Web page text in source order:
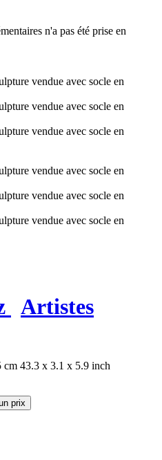
n'a pas été prise en
Artistes
cm 43.3 x 3.1 x 5.9 inch
prix